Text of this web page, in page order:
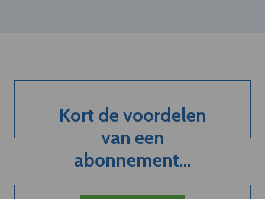
Kort de voordelen
van een
abonnement...